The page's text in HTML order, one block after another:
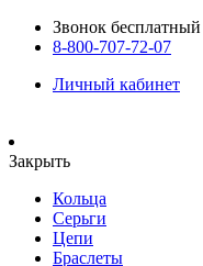
Звонок бесплатный
8-800-707-72-07
Личный кабинет
Закрыть
Кольца
Серьги
Цепи
Браслеты